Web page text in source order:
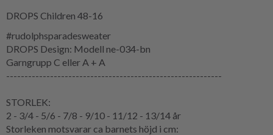
DROPS Children 48-16
#rudolphsparadesweater
DROPS Design: Modell ne-034-bn
Garngrupp C eller A + A
-----------------------------------------------------------
STORLEK:
2 - 3/4 - 5/6 - 7/8 - 9/10 - 11/12 - 13/14 år
Storleken motsvarar ca barnets höjd i cm: